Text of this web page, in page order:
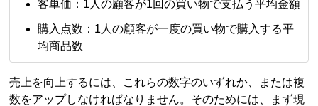
客単価：1人の顧客が1回の買い物で支払う平均金額
購入点数：1人の顧客が一度の買い物で購入する平
均商品数
売上を向上するには、これらの数字のいずれか、または複
数をアップしなければなりません。そのためには、まず現